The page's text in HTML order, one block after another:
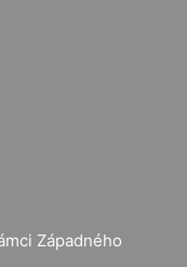
Západného